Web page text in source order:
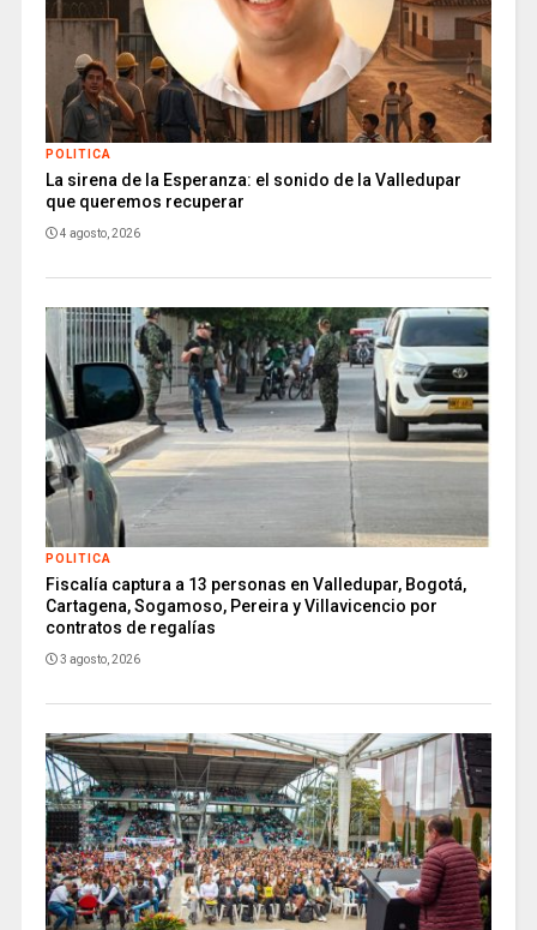
POLITICA
La sirena de la Esperanza: el sonido de la Valledupar
que queremos recuperar
4 agosto, 2026
POLITICA
Fiscalía captura a 13 personas en Valledupar, Bogotá,
Cartagena, Sogamoso, Pereira y Villavicencio por
contratos de regalías
3 agosto, 2026